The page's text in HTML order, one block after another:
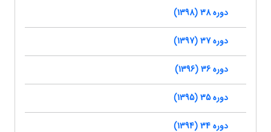
دوره 38 (1398)
دوره 37 (1397)
دوره 36 (1396)
دوره 35 (1395)
دوره 34 (1394)